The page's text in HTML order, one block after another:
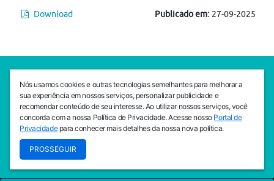
Download Publicado em: 27-09-2025
SEDE CEJAM
Av. da Liberdade, 765, Liberdade, São Paulo, 01503-001
(11) 3469 - 1818
INSTITUTO CEJAM
Av. da Liberdade, 765, Liberdade, São Paulo, 01503-001
Nós usamos cookies e outras tecnologias semelhantes para melhorar a
sua experiência em nossos serviços, personalizar publicidade e
recomendar conteúdo de seu interesse. Ao utilizar nossos serviços, você
concorda com a nossa Política de Privacidade. Acesse nosso Portal de
Privacidadepara conhecer mais detalhes da nossa nova política.
PROSSEGUIR